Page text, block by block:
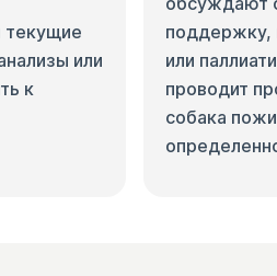
текущие
или
к
поддержку,
или
проводит
собака